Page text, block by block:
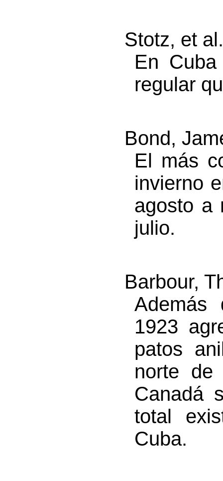
Stotz, et
En
regular
Bond,
El más
invierno
agosto a
julio.
Barbour,
Además
1923
patos
norte
Canadá
total
Cuba.